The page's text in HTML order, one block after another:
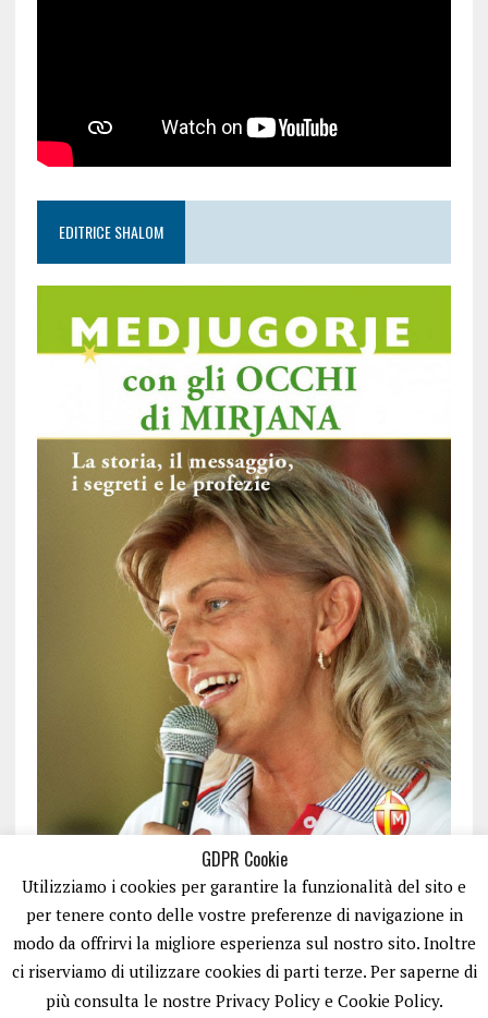
EDITRICE SHALOM
ISCRIVITI
GDPR Cookie
Utilizziamo i cookies per garantire la funzionalità del sito e
per tenere conto delle vostre preferenze di navigazione in
modo da offrirvi la migliore esperienza sul nostro sito. Inoltre
ci riserviamo di utilizzare cookies di parti terze. Per saperne di
più consulta le nostre Privacy Policy e Cookie Policy.